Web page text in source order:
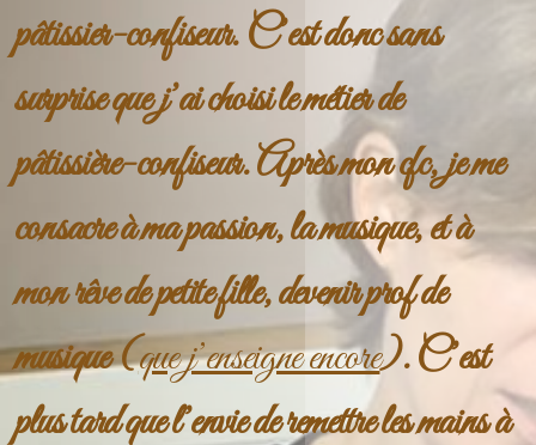
pâtissier-confiseur. C’est donc sans
surprise que j’ai choisi le métier de
pâtissière-confiseur. Après mon cfc, je me
consacre à ma passion, la musique, et à
mon rêve de petite fille, devenir prof de
musique (que j’enseigne encore). C’est
plus tard que l’envie de remettre les mains à